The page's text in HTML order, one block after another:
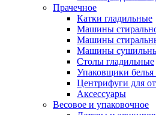
Прачечное
Катки гладильные
Машины
Машины
Машины
Столы гладильные
Упаковщики
Центрифуги для
Аксессуары
Весовое и упаковочное